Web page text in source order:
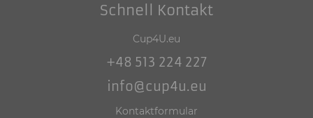
Schnell Kontakt
Cup4U.eu
+48 513 224 227
info@cup4u.eu
Kontaktformular